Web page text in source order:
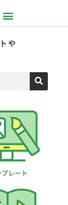
や
レート